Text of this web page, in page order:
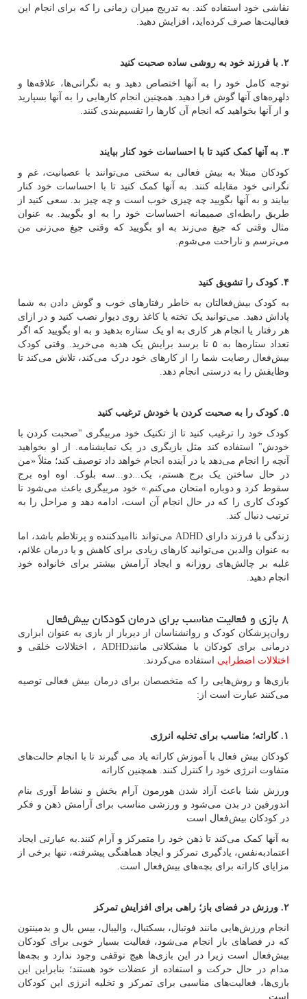
نقاشی خود استفاده کند. به‌ تدریج میزان زمانی را که برای انجام این
فعالیت‌ها صرف کرده‌اید، افزایش دهید.
۲. با فرزند خود به روشی ساده صحبت کنید
توجه کامل خود را به آنها اختصاص دهید و به نگرانی‌ها، علاقه‌ها و
دلهره‌های آنها گوش فرا دهید. همچنین انجام کارهایی را به آنها بسپارید
و از آنها بخواهید که انجام آن کارها را تقسیم‌بندی کنند.
۳. به آنها کمک کنید تا با احساسات خود کنار بیایند
کودکان مبتلا به بیش فعالی به‌ سختی می‌توانند با عصبانیت، غم و
نگرانی خود مقابله کنند. به آنها کمک کنید تا با احساسات خود کنار
بیایند و به آنها بگویید چه چیزی خوب است و چه چیز بد. سعی کنید از
طریق رابطه‌ای صمیمانه احساسات خود را به او بگویید. به‌ عنوان‌
مثال وقتی‌ که جیغ می‌زند به او بگویید که وقتی جیغ می‌زنی من
می‌ترسم و ناراحت می‌شوم.
۴. کودک را تشویق کنید
به کودک بیش‌فعالتان به خاطر رفتارهای خوب و گوش دادن به شما
پاداش دهید. می‌توانید یک‌ تخته یا کاغذ روی دیوار نصب کنید و در ازای
هر رفتار یا انجام هر کاری به او یک ستاره بدهید و به او بگویید که اگر
تعداد ستاره‌ها به ۵ تا برسد برایش یک هدیه می‌خرید. وقتی کودک
بیش‌فعال رضایت شما را از کارهای خود درک می‌کند، تلاش می‌کند تا
وظایفش را به‌ درستی انجام دهد.
۵. کودک را به صحبت کردن با خودش ترغیب کنید
کودک خود را ترغیب کنید تا از تکنیک خود مربیگری "صحبت کردن با
خودش" استفاده کند مثل بازیگری در یک نمایشنامه. از او بخواهید
آنچه را انجام می‌دهد یا در آینده انجام خواهد داد توصیف کند؛ مثلاً «من
در حال ساختن یک برج هستم، یک...دو...سه بلوک. اوه اوه برج
سقوط کرد و دوباره امتحان می‌کنم.» خود مربیگری باعث می‌شود تا
کودک کاری را که در حال انجام آن است، ادامه دهد و مراحل را به
ترتیب دنبال کند.
زندگی با فرزند دارای ADHD می‌تواند ناامیدکننده و پرتلاطم باشد، اما
به‌ عنوان والدین می‌توانید کارهای زیادی برای کاهش و یا درمان علائم،
غلبه بر چالش‌های روزانه و ایجاد آرامش بیشتر برای خانواده خود
انجام دهید.
۸ بازی و فعالیت مناسب برای درمان کودکان بیش‌فعال
روان‌پزشکان کودک و روانشناسان از دیرباز از بازی به‌ عنوان ابزاری
درمانی برای کودکان با مشکلاتی مانندADHD ، اختلالات خلقی و
اختلالات اضطرابی استفاده می‌کردند.
بازی‌ها و روش‌هایی را که متخصصان برای درمان بیش فعالی توصیه
می‌کنند عبارت است از:
۱. کاراته؛ مناسب برای تخلیه انرژی
کودکان بیش فعال با آموزش کاراته یاد می گیرند تا با انجام حالت‌های
متفاوت انرژی خود را کنترل کنند. همچنین کاراته
ورزش شنا باعث آزاد شدن هورمون آرام بخش و نشاط ‌آوری بنام
اندورفین در بدن می‌شود و ورزشی مناسب برای آرامش ذهن و فکر
در کودکان بیش‌فعال است
به آنها کمک می‌کند تا ذهن خود را متمرکز و آرام کنند.به عبارتی ایجاد
اعتمادبه‌نفس، یادگیری تمرکز و ایجاد هماهنگی پیشرفته، تنها برخی از
مزایای کاراته برای بچه‌های بیش‌فعال است.
۲. ورزش در فضای باز؛ راهی برای افزایش تمرکز
انجام ورزش‌هایی مانند فوتبال، بسکتبال، والیبال، بیس بال و بدمینتون
که در فضاهای باز انجام می‌شود، فعالیت بسیار خوبی برای کودکان
بیش‌فعال است زیرا در این بازی‌ها هیچ توقفی وجود ندارد و بچه‌ها
مدام در حال حرکت و استفاده از عضلات خود هستند؛ بنابراین این
بازی‌ها، فعالیت‌های مناسبی برای تمرکز و تخلیه انرژی این کودکان
است.